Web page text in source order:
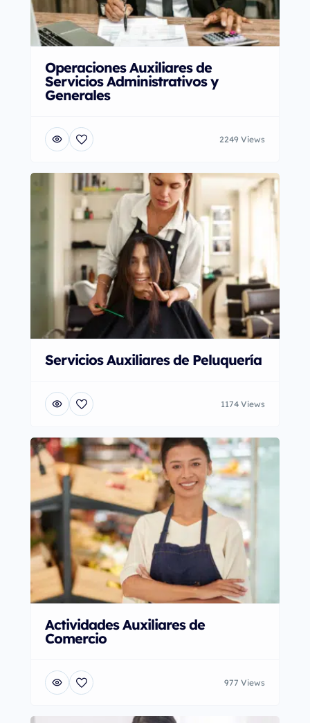
Operaciones Auxiliares de
Servicios Administrativos y
Generales
2249 Views
Servicios Auxiliares de Peluquería
1174 Views
Actividades Auxiliares de
Comercio
977 Views